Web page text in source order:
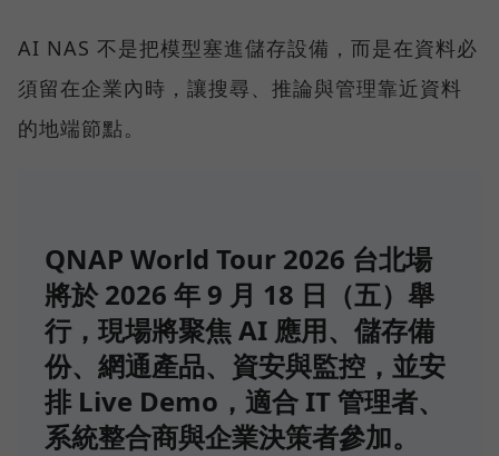
AI NAS 不是把模型塞進儲存設備，而是在資料必
須留在企業內時，讓搜尋、推論與管理靠近資料
的地端節點。
QNAP World Tour 2026 台北場
將於 2026 年 9 月 18 日（五）舉
行，現場將聚焦 AI 應用、儲存備
份、網通產品、資安與監控，並安
排 Live Demo，適合 IT 管理者、
系統整合商與企業決策者參加。